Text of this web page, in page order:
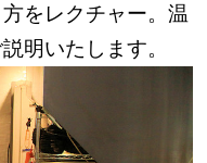
をレクチャー。温
明いたします。